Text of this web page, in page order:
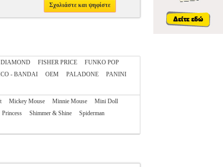
Σχολιάστε και ψηφίστε
DIAMOND FISHER PRICE
FUNKO POP
- BANDAI OEM PALADONE
PANINI
Mickey Mouse Minnie Mouse
Mini Doll
Princess Shimmer & Shine
Spiderman